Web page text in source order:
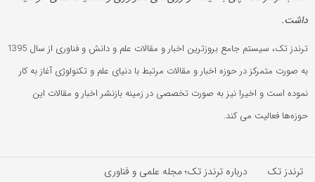
داشت.
ترندز تک، سیستم جامع بروزترین اخبار و مقالات علم و دانش و فناوری از سال 1395
به صورت متمرکز در حوزه اخبار و مقالات مرتبط با دنیای علم و تکنولوژی آغاز به کار
نموده است و اخیرا نیز به صورت تخصصی در زمینه بازنشر اخبار و مقالات این
حوزه‌ها فعالیت می کند.
ترندز تک
درباره ترندز تک؛ مجله علمی و فناوری